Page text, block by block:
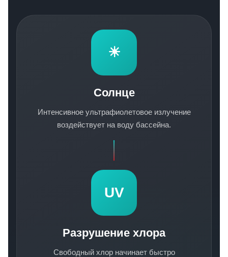
☀
Солнце
Интенсивное ультрафиолетовое излучение
воздействует на воду бассейна.
UV
Разрушение хлора
Свободный хлор начинает быстро